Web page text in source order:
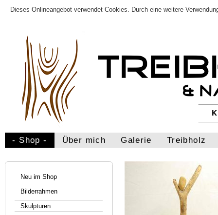
Dieses Onlineangebot verwendet Cookies. Durch eine weitere
- Shop - Über mich Galerie Treibholz
Neu im Shop
Bilderrahmen
Skulpturen